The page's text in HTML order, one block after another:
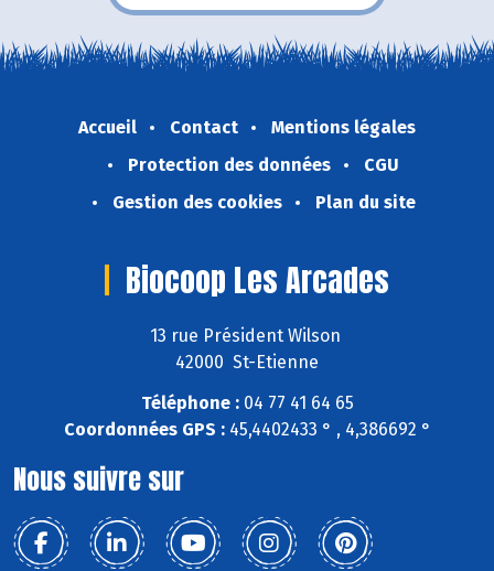
Accueil Contact
Mentions légales
Protection des données
CGU
Gestion des cookies
Plan du site
Biocoop Les Arcades
13 rue Président Wilson
42000 St-Etienne
Téléphone :04 77 41 64 65
Coordonnées GPS :45,4402433 ° , 4,386692 °
Nous suivre sur